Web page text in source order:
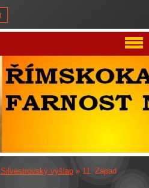
Silvestrovský výšlap » 11. Západ